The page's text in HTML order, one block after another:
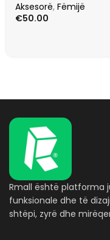
Aksesorë, Fëmijë
€50.00
Rmall është platforma
funksionale dhe të
shtëpi, zyrë dhe